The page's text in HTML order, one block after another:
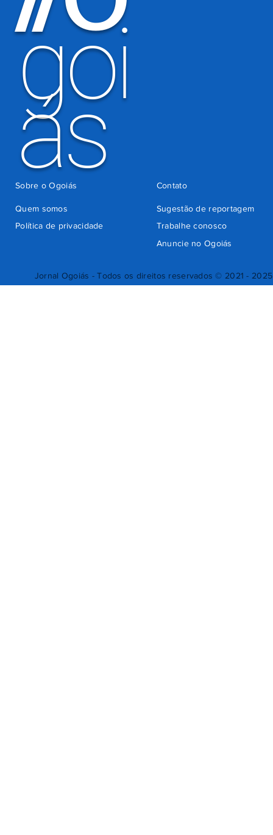
Jornal Ogoiás - Todos os direitos reservados © 2021 - 2025
goi
ás
Quem somos
Sugestão de reportagem
Trabalhe conosco
Política de privacidade
Anuncie no Ogoiás
Contato
Sobre o Ogoiás